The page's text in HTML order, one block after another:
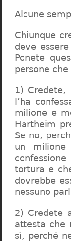
Alcune
Chiunque
deve
Ponete
persone
1) Credete,
l’ha
milione e
Hartheim
Se no,
un milione
tortura e
dovrebbe
nessuno
2) Credete
attesta che
sì, perché